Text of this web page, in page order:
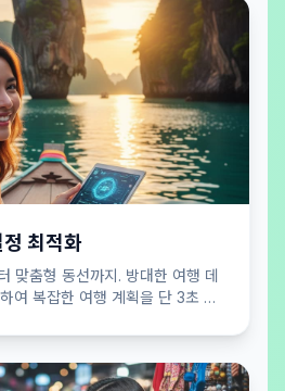
최적화
맞춤형 동선까지. 방대한 여행 데
여 복잡한 여행 계획을 단 3초 만